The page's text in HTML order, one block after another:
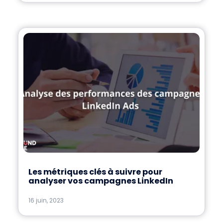
Les métriques clés à suivre pour
analyser vos campagnes LinkedIn
16 juin, 2023